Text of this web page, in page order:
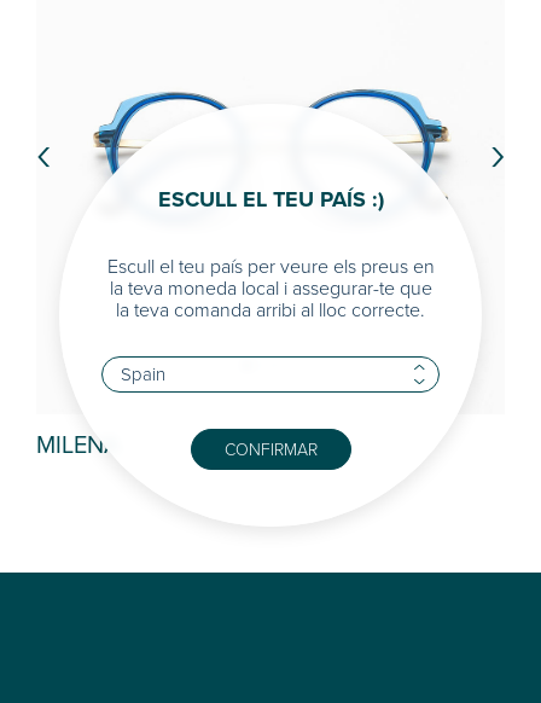
‹ ›
ESCULL EL TEU PAÍS :)
Escull el teu país per veure els preus en
la teva moneda local i assegurar-te que
la teva comanda arribi al lloc correcte.
CONFIRMAR